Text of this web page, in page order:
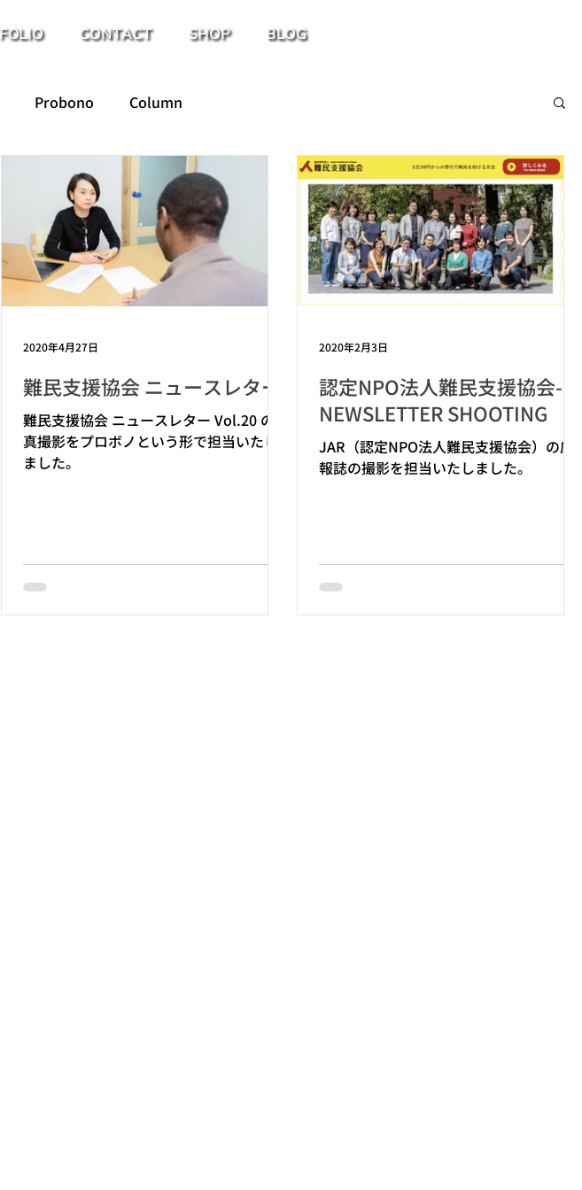
CONTACT SHOP BLOG
Probono Column
難民支援協会 ニュースレター
難民支援協会 ニュースレター Vol.20 の写
真撮影をプロボノという形で担当いたし
ました。
2020年4月27日
認定NPO法人難民支援協会-
NEWSLETTER SHOOTING
JAR（認定NPO法人難民支援協会）の広
報誌の撮影を担当いたしました。
2020年2月3日